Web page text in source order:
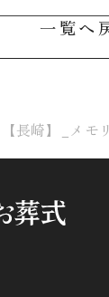
一覧へ
【長崎】_メ